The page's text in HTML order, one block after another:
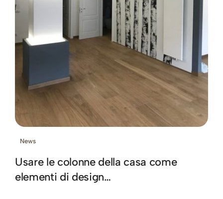
News
Usare le colonne della casa come
elementi di design…